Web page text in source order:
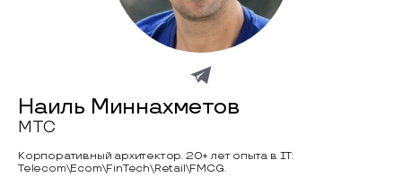
Наиль Миннахметов
МТС
Корпоративный архитектор. 20+ лет опыта в IT:
Telecom\Ecom\FinTech\Retail\FMCG.